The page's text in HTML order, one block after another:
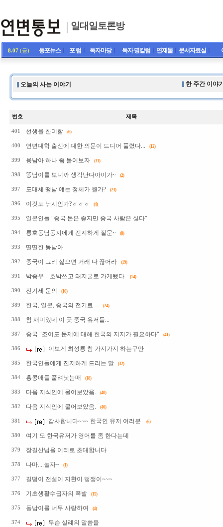
일대일토론방
8.07 (금) 동포뉴스ㅣ 포 럼 독자마당ㅣ 독자 명칼럼 연재물ㅣ 문서자료실
오늘의 사는 이야기 한 주간 이야
번호 제목
401 선생을 찬미함 (6)
400 연변대학 출신에 대한 의문이 드디어 풀렸다... (12)
399 용남아 하나 좀 물어보자 (31)
398 똥남이를 보니까 생각난다아이가~ (2)
397 도대체 떵남 얘는 정체가 뭘가? (23)
396 이것도 낚시인가?ㅎㅎㅎ (4)
395 일본인들 "중국 돈은 좋지만 중국 사람은 싫다"
394 룡호동남동지에게 진지하게 질문~ (8)
393 띨띨한 동남아...
392 중국이 그리 싫으면 거래 다 끊어라 (19)
391 박종우....호박쓰고 돼지굴로 가게됐다. (14)
390 전기세 문의 (10)
389 한국, 일본, 중국의 전기료.... (24)
388 참 재미있네 이 곳 중국 유저들...
387 중국 "조어도 문제에 대해 한국의 지지가 필요하다" (41)
386 이보게 최성룡 참 가지가지 하는구만
385 한국인들에게 진지하게 드리는 말 (32)
384 홍콩애들 풀려낫늠매 (18)
383 다음 지식인에 물어보았음. (40)
382 다음 지식인에 물어보았음. (40)
381 감사합니다~~~ 한국인 유저 여러분 (6)
380 여기 모 한국유저가 영어를 좀 한다는데
379 장길산님을 이리로 초대합니다
378 나마....놀자~ (1)
377 길떵이 전설이 지환이 뻥쟁이~~~
376 기초생활수급자의 폭발 (15)
375 동남이를 너무 사랑하여 (4)
374 무슨 실례의 말씀을